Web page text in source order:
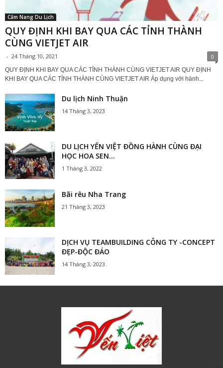
Cẩm Nang Du Lịch
QUY ĐỊNH KHI BAY QUA CÁC TỈNH THÀNH
CÙNG VIETJET AIR
- 24 Tháng 10, 2021 0
QUY ĐỊNH KHI BAY QUA CÁC TỈNH THÀNH CÙNG VIETJET AIR QUY ĐỊNH
KHI BAY QUA CÁC TỈNH THÀNH CÙNG VIETJET AIR Áp dụng với hành...
Du lịch Ninh Thuận
14 Tháng 3, 2023
DU LỊCH YẾN VIỆT ĐỒNG HÀNH CÙNG ĐẠI
HỌC HOA SEN...
1 Tháng 3, 2022
Bãi rêu Nha Trang
21 Tháng 3, 2023
DỊCH VỤ TEAMBUILDING CÔNG TY -CONCEPT
ĐẸP-ĐỘC ĐÁO
14 Tháng 3, 2023